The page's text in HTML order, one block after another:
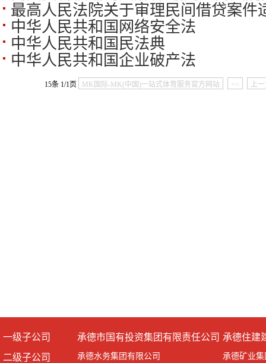
国民法典》物权编的解释(一)
最高人民法院关于审理民间借贷案件
中华人民共和国网络安全法
中华人民共和国民法典
中华人民共和国企业破产法
15条 1/1页 MK国际-MK(中国)一站式体育服务官方网站 << 上
一级子公司
二级子公司
承德市国有投资集团有限责任公司
承德水务集团有限公司
承德住建
承德矿业